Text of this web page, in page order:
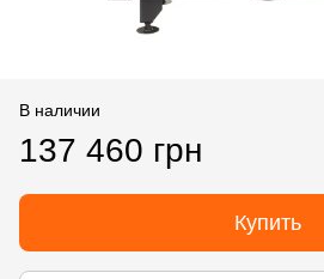
В наличии
137 460 грн
Купить